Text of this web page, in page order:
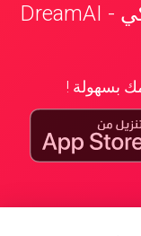
📱 تطبيق تفسير الأحلام الذكي - DreamAI
بسهولة !